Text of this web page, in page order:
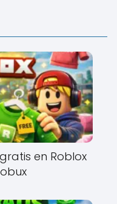
en Roblox